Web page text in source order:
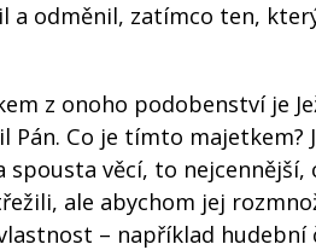
a odměnil, zatímco ten,
z onoho podobenství je
Pán. Co je tímto majetkem?
spousta věcí, to
ale abychom jej
– například